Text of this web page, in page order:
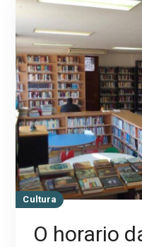
Cultura
O horario